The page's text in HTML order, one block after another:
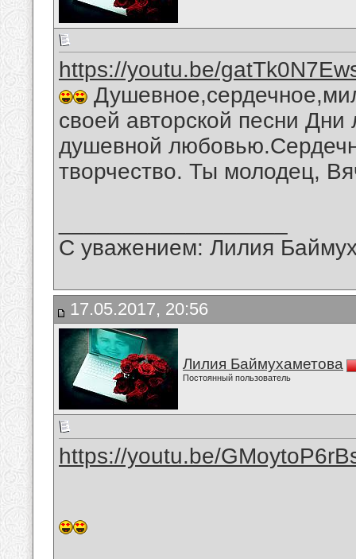
https://youtu.be/
своей авторской песни
душевной
творчество. Ты молодец,
С уважением: Лилия
17.05.2017, 20:56
Лилия Баймухаметова
Постоянный пользователь
https://youtu.be/